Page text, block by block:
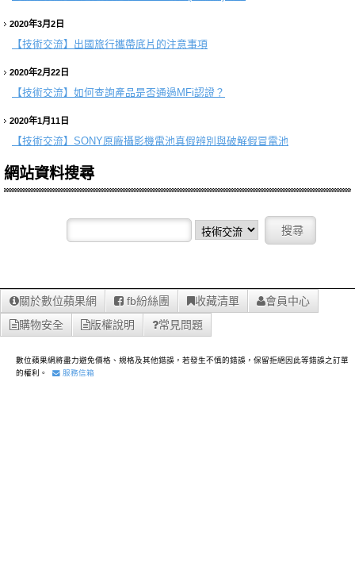
2020年3月2日
【技術交流】 出國旅行攜帶底片的注意事項
2020年2月22日
【技術交流】 如何查詢產品是否通過MFi認證？
2020年1月11日
【技術交流】 SONY原廠攝影機電池真假辨別與破解假冒電池
網站資料搜尋
關於數位蘋果網 fb紛絲團 收藏清單
會員中心
購物安全
版權說明 常見問題
數位蘋果網將盡力避免價格、規格及其他錯誤，若發生不慎的錯誤，保留拒絕因此等錯誤之訂單
的權利。
服務信箱